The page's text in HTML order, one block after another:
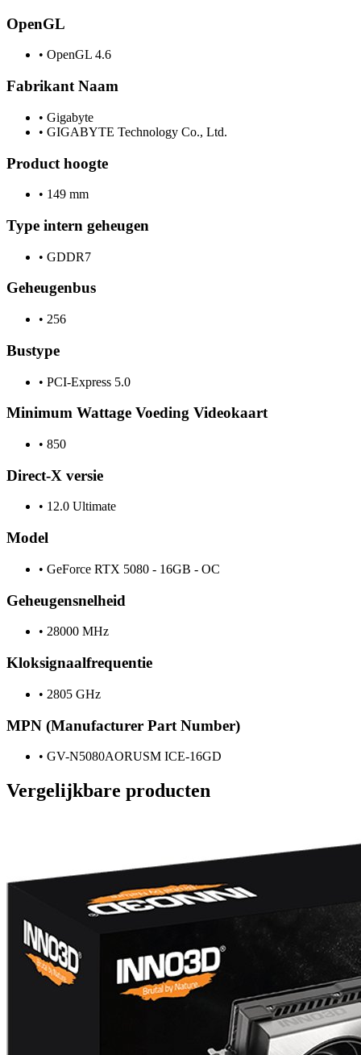
OpenGL
• OpenGL 4.6
Fabrikant Naam
• Gigabyte
• GIGABYTE Technology Co., Ltd.
Product hoogte
• 149 mm
Type intern geheugen
• GDDR7
Geheugenbus
• 256
Bustype
• PCI-Express 5.0
Minimum Wattage Voeding Videokaart
• 850
Direct-X versie
• 12.0 Ultimate
Model
• GeForce RTX 5080 - 16GB - OC
Geheugensnelheid
• 28000 MHz
Kloksignaalfrequentie
• 2805 GHz
MPN (Manufacturer Part Number)
• GV-N5080AORUSM ICE-16GD
Vergelijkbare producten